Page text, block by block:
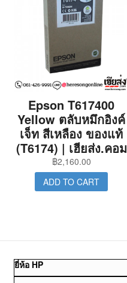
Epson T617400
Yellow ตลับหมึกอิงค์
เจ็ท สีเหลือง ของแท้
(T6174) | เฮียส่ง.คอม
฿2,160.00
ADD TO CART
ยี่ห้อ HP